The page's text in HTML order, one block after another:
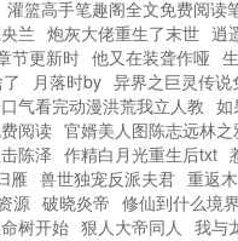
灌篮高手笔趣阁全文免费阅读
兰 炮灰大佬重生了末世 逍
节更新时 他又在装聋作哑
月落时by 异界之巨灵传说
气看完动漫洪荒我立人教 如
阅读 官婿美人图陈志远林之
陈泽 作精白月光重生后txt
雁 兽世独宠反派夫君 重返
源 破晓炎帝 修仙到什么境
树开始 狠人大帝同人 我与